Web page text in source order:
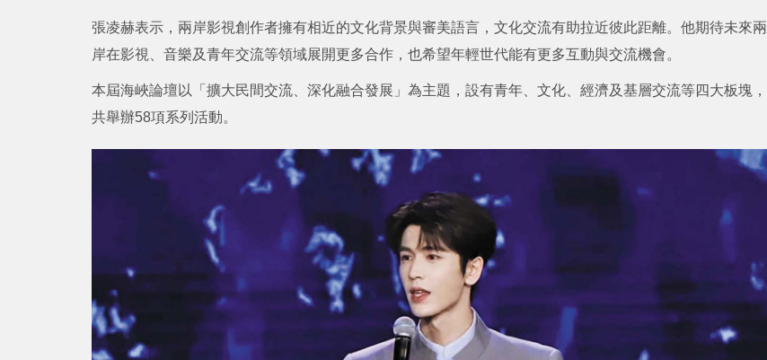
張凌赫表示，兩岸影視創作者擁有相近的文化背景與審美語言，文化交流有助拉近彼此距離。他期待未來兩
岸在影視、音樂及青年交流等領域展開更多合作，也希望年輕世代能有更多互動與交流機會。
本屆海峽論壇以「擴大民間交流、深化融合發展」為主題，設有青年、文化、經濟及基層交流等四大板塊，
共舉辦58項系列活動。